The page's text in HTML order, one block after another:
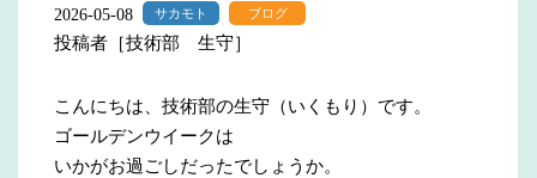
2026-05-08 サカモト ブログ
投稿者［技術部 生守］
こんにちは、技術部の生守（いくもり）です。
ゴールデンウイークは
いかがお過ごしだったでしょうか。